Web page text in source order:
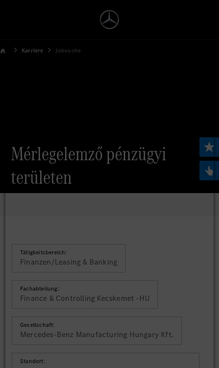
Karriere Jobsuche
Mérlegelemző pénzügyi
területen
Tätigkeitsbereich:
Finanzen/Leasing & Banking
Fachabteilung:
Finance & Controlling Kecskemet -HU
Gesellschaft:
Mercedes-Benz Manufacturing Hungary Kft.
Standort: